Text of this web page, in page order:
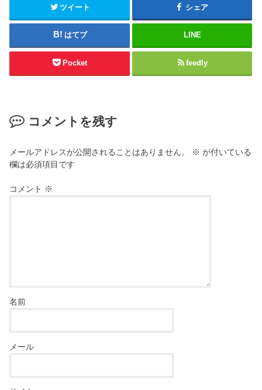
い
ン
ド
開
だ
さ
い
(
新
し
い
ウ
ィ
ン
ま
す
ツイート シェア
はてブ LINE
Pocket feedly
コメントを残す
メールアドレスが公開されることはありません。 ※ が付いている
欄は必須項目です
コメント ※
名前
メール